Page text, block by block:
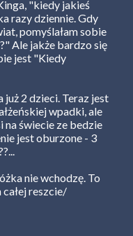
"kiedy jakieś
razy dziennie. Gdy
pomyślałam sobie
Ale jakże bardzo się
jest "Kiedy
2 dzieci. Teraz jest
wpadki, ale
na świecie ze bedzie
jest oburzone - 3
nie wchodzę. To
reszcie/